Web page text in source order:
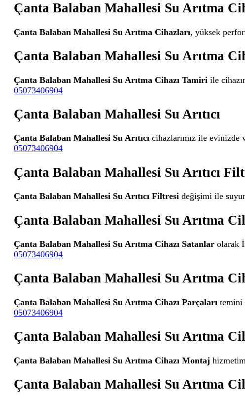
Çanta Balaban Mahallesi Su Arıtma
Çanta Balaban Mahallesi Su Arıtma Cihazları, yüksek
Çanta Balaban Mahallesi Su Arıtma
Çanta Balaban Mahallesi Su Arıtma Cihazı Tamiri ile
05073406904
Çanta Balaban Mahallesi Su Arıtıcı
Çanta Balaban Mahallesi Su Arıtıcı cihazlarımız ile
05073406904
Çanta Balaban Mahallesi Su Arıtıcı
Çanta Balaban Mahallesi Su Arıtıcı Filtresi değişimi ile
Çanta Balaban Mahallesi Su Arıtma
Çanta Balaban Mahallesi Su Arıtma Cihazı Satanlar olarak
05073406904
Çanta Balaban Mahallesi Su Arıtma
Çanta Balaban Mahallesi Su Arıtma Cihazı Parçaları temini
05073406904
Çanta Balaban Mahallesi Su Arıtma
Çanta Balaban Mahallesi Su Arıtma Cihazı Montaj
Çanta Balaban Mahallesi Su Arıtma